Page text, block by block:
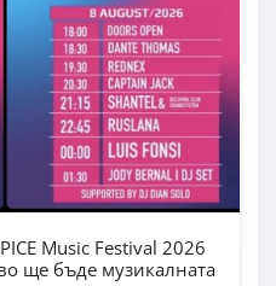
Music Festival 2026
ще бъде музикалната